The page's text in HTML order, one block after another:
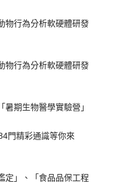
物行為分析軟硬體研發
物行為分析軟硬體研發
期生物醫學實驗營」
門精彩通識等你來
定」、「食品品保工程